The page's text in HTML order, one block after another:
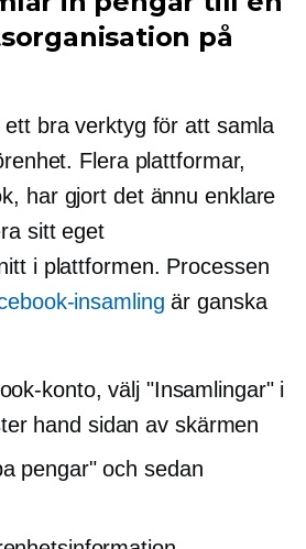
på
ett bra verktyg för att samla
Flera plattformar,
har gjort det ännu enklare
sitt eget
i plattformen. Processen
insamling är ganska
konto, välj "Insamlingar" i
hand sidan av skärmen
pengar" och sedan